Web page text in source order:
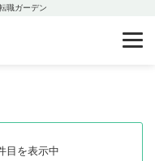
職ガーデン
目を表示中